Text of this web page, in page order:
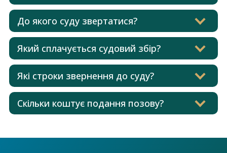
До якого суду звертатися?
Який сплачується судовий збір?
Які строки звернення до суду?
Скільки коштує подання позову?